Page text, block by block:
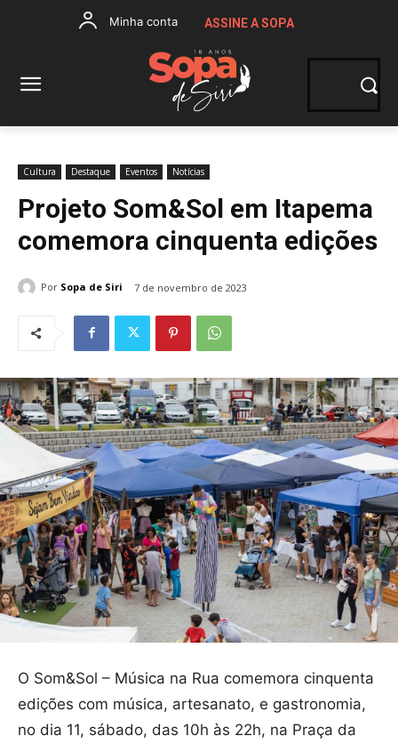
Minha conta ASSINE A SOPA
Cultura Destaque Eventos Notícias
Projeto Som&Sol em Itapema
comemora cinquenta edições
Por Sopa de Siri 7 de novembro de 2023
O Som&Sol – Música na Rua comemora cinquenta
edições com música, artesanato, e gastronomia,
no dia 11, sábado, das 10h às 22h, na Praça da